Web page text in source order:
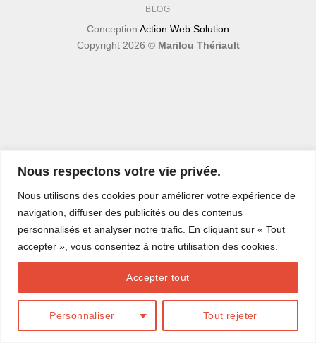
Nous respectons votre vie privée.
Nous utilisons des cookies pour améliorer votre expérience de
navigation, diffuser des publicités ou des contenus
personnalisés et analyser notre trafic. En cliquant sur « Tout
accepter », vous consentez à notre utilisation des cookies.
Personnaliser Tout rejeter
Accepter tout
BLOG
Conception Action Web Solution
Copyright 2026 © Marilou Thériault